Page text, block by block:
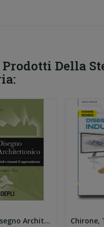
Della
Rendow. Disegno Architettonico